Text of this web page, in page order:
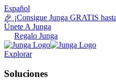
Español
🎉 ¡Consigue Junga GRATIS
Únete A Junga
Regalo Junga
Explorar
Soluciones